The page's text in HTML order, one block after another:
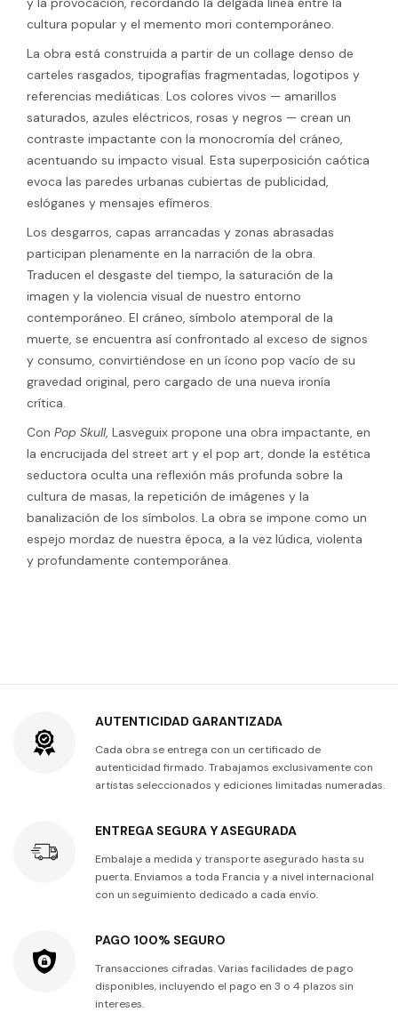
cultura popular y el memento mori contemporáneo.
La obra está construida a partir de un collage denso de
carteles rasgados, tipografías fragmentadas, logotipos y
referencias mediáticas. Los colores vivos — amarillos
saturados, azules eléctricos, rosas y negros — crean un
contraste impactante con la monocromía del cráneo,
acentuando su impacto visual. Esta superposición caótica
evoca las paredes urbanas cubiertas de publicidad,
eslóganes y mensajes efímeros.
Los desgarros, capas arrancadas y zonas abrasadas
participan plenamente en la narración de la obra.
Traducen el desgaste del tiempo, la saturación de la
imagen y la violencia visual de nuestro entorno
contemporáneo. El cráneo, símbolo atemporal de la
muerte, se encuentra así confrontado al exceso de signos
y consumo, convirtiéndose en un ícono pop vacío de su
gravedad original, pero cargado de una nueva ironía
crítica.
Con Pop Skull, Lasveguix propone una obra impactante, en
la encrucijada del street art y el pop art, donde la estética
seductora oculta una reflexión más profunda sobre la
cultura de masas, la repetición de imágenes y la
banalización de los símbolos. La obra se impone como un
espejo mordaz de nuestra época, a la vez lúdica, violenta
y profundamente contemporánea.
AUTENTICIDAD GARANTIZADA
Cada obra se entrega con un certificado de
autenticidad firmado. Trabajamos exclusivamente con
artistas seleccionados y ediciones limitadas numeradas.
ENTREGA SEGURA Y ASEGURADA
Embalaje a medida y transporte asegurado hasta su
puerta. Enviamos a toda Francia y a nivel internacional
con un seguimiento dedicado a cada envío.
PAGO 100% SEGURO
Transacciones cifradas. Varias facilidades de pago
disponibles, incluyendo el pago en 3 o 4 plazos sin
intereses.